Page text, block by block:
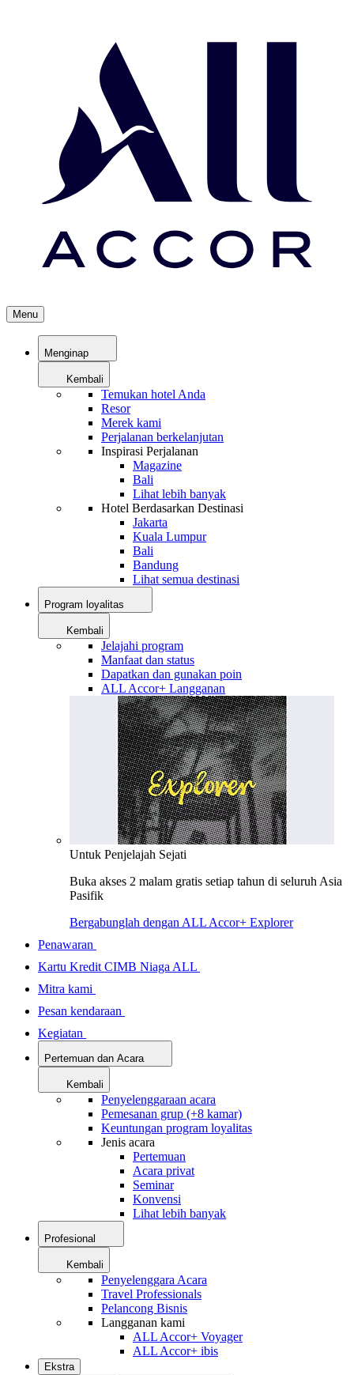
Menu
Menginap
Kembali
Temukan hotel Anda
Resor
Merek kami
Perjalanan berkelanjutan
Inspirasi Perjalanan
Magazine
Bali
Lihat lebih banyak
Hotel Berdasarkan Destinasi
Jakarta
Kuala Lumpur
Bali
Bandung
Lihat semua destinasi
Program loyalitas
Kembali
Jelajahi program
Manfaat dan status
Dapatkan dan gunakan poin
ALL Accor+ Langganan
Untuk Penjelajah Sejati
Buka akses 2 malam gratis setiap tahun di seluruh Asia
Pasifik
Bergabunglah dengan ALL Accor+ Explorer
Penawaran
Kartu Kredit CIMB Niaga ALL
Mitra kami
Pesan kendaraan
Kegiatan
Pertemuan dan Acara
Kembali
Penyelenggaraan acara
Pemesanan grup (+8 kamar)
Keuntungan program loyalitas
Jenis acara
Pertemuan
Acara privat
Seminar
Konvensi
Lihat lebih banyak
Profesional
Kembali
Penyelenggara Acara
Travel Professionals
Pelancong Bisnis
Langganan kami
ALL Accor+ Voyager
ALL Accor+ ibis
Ekstra